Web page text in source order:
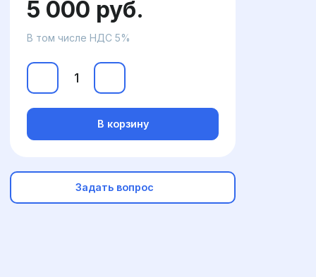
5 000 руб.
В том числе НДС 5%
В корзину
Задать вопрос